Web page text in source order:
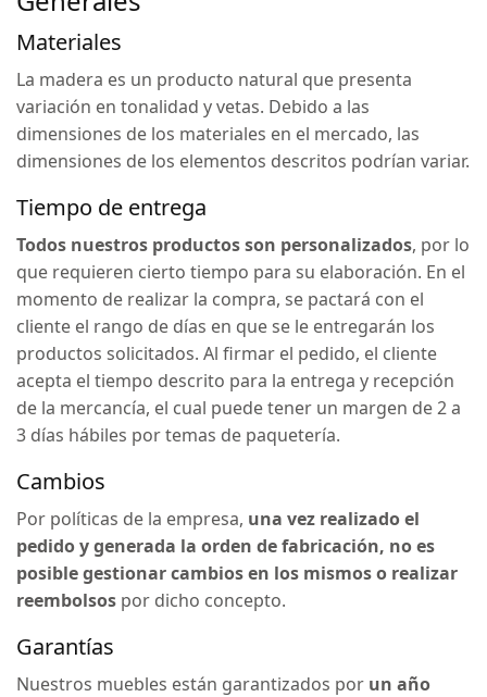
Materiales
La madera es un producto natural que presenta
variación en tonalidad y vetas. Debido a las
dimensiones de los materiales en el mercado, las
dimensiones de los elementos descritos podrían variar.
Tiempo de entrega
Todos nuestros productos son personalizados, por lo
que requieren cierto tiempo para su elaboración. En el
momento de realizar la compra, se pactará con el
cliente el rango de días en que se le entregarán los
productos solicitados. Al firmar el pedido, el cliente
acepta el tiempo descrito para la entrega y recepción
de la mercancía, el cual puede tener un margen de 2 a
3 días hábiles por temas de paquetería.
Cambios
Por políticas de la empresa, una vez realizado el
pedido y generada la orden de fabricación, no es
posible gestionar cambios en los mismos o realizar
reembolsos por dicho concepto.
Garantías
Nuestros muebles están garantizados por un año